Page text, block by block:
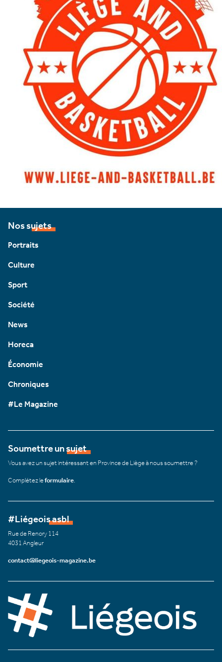
Nos sujets
Portraits
Culture
Sport
Société
News
Horeca
Économie
Chroniques
#Le Magazine
Soumettre un sujet
Vous avez un sujet intéressant en Province de Liège à nous soumettre ?
Complétez leformulaire
#Liégeois asbl
Rue de Renory 114
4031 Angleur
contact@liegeois-magazine.be